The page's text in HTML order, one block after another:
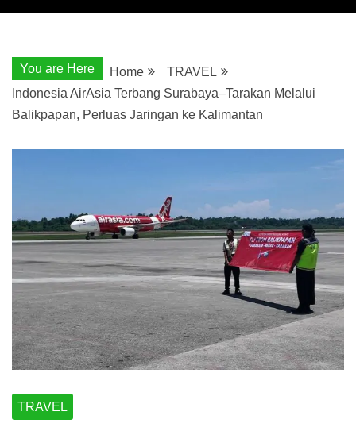
You are Here Home
TRAVEL
Indonesia AirAsia Terbang Surabaya–Tarakan Melalui
Balikpapan, Perluas Jaringan ke Kalimantan
TRAVEL